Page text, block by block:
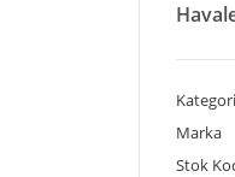
Kategori
Marka
Stok